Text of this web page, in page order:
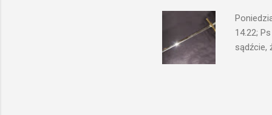
14.22;
sądźcie,